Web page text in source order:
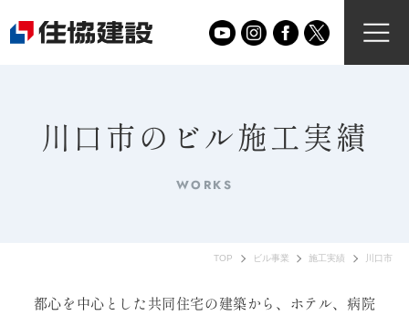
川口市のビル施工実績
WORKS
TOP ビル事業 施工実績 川口市
都心を中心とした共同住宅の建築から、ホテル、病院